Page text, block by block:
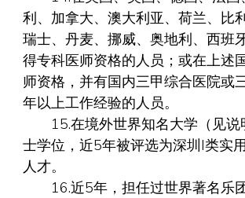
利、加拿大、澳大利亚、荷兰、比
瑞士、丹麦、挪威、奥地利、西班
得专科医师资格的人员；或在上述
师资格，并有国内三甲综合医院或
年以上工作经验的人员。
15.在境外世界知名大学（见说
士学位，近5年被评选为深圳I类实
人才。
16.近5年，担任过世界著名乐团